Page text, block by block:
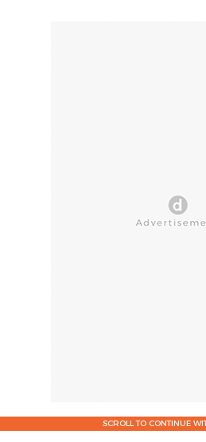
SCROLL TO CONTINUE